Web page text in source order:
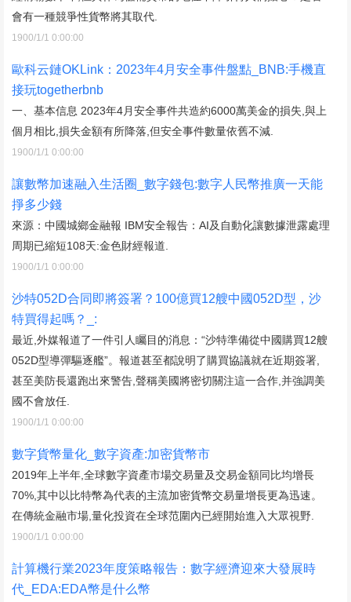
會有一種競爭性貨幣將其取代.
1900/1/1 0:00:00
歐科云鏈OKLink：2023年4月安全事件盤點_BNB:手機直
接玩togetherbnb
一、基本信息 2023年4月安全事件共造約6000萬美金的損失,與上
個月相比,損失金額有所降落,但安全事件數量依舊不減.
1900/1/1 0:00:00
讓數幣加速融入生活圈_數字錢包:數字人民幣推廣一天能
掙多少錢
來源：中國城鄉金融報 IBM安全報告：AI及自動化讓數據泄露處理
周期已縮短108天:金色財經報道.
1900/1/1 0:00:00
沙特052D合同即將簽署？100億買12艘中國052D型，沙
特買得起嗎？_:
最近,外媒報道了一件引人矚目的消息：“沙特準備從中國購買12艘
052D型導彈驅逐艦”。報道甚至都說明了購買協議就在近期簽署,
甚至美防長還跑出來警告,聲稱美國將密切關注這一合作,并強調美
國不會放任.
1900/1/1 0:00:00
數字貨幣量化_數字資產:加密貨幣市
2019年上半年,全球數字資產市場交易量及交易金額同比均增長
70%,其中以比特幣為代表的主流加密貨幣交易量增長更為迅速。
在傳統金融市場,量化投資在全球范圍內已經開始進入大眾視野.
1900/1/1 0:00:00
計算機行業2023年度策略報告：數字經濟迎來大發展時
代_EDA:EDA幣是什么幣